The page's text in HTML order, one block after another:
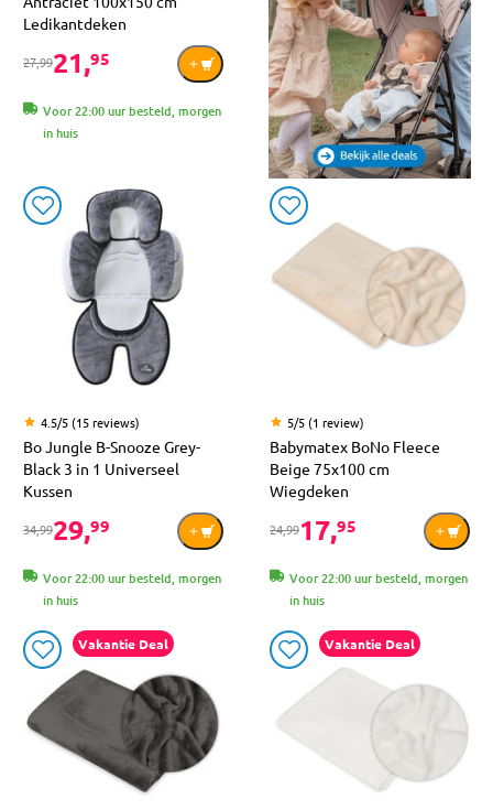
Ledikantdeken
27,9921,95
Voor 22:00 uur besteld, morgen
in huis
4.5/5 (15 reviews)
Bo Jungle B-Snooze Grey-
Black 3 in 1 Universeel
Kussen
34,9929,99
Voor 22:00 uur besteld, morgen
in huis
5/5 (1 review)
Babymatex BoNo Fleece
Beige 75x100 cm
Wiegdeken
24,9917,95
Voor 22:00 uur besteld, morgen
in huis
Vakantie Deal Vakantie Deal